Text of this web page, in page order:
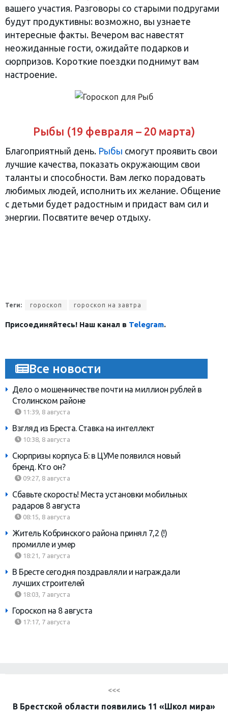
вашего участия. Разговоры со старыми подругами
будут продуктивны: возможно, вы узнаете
интересные факты. Вечером вас навестят
неожиданные гости, ожидайте подарков и
сюрпризов. Короткие поездки поднимут вам
настроение.
Рыбы (19 февраля – 20 марта)
Благоприятный день. Рыбы смогут проявить свои
лучшие качества, показать окружающим свои
таланты и способности. Вам легко порадовать
любимых людей, исполнить их желание. Общение
с детьми будет радостным и придаст вам сил и
энергии. Посвятите вечер отдыху.
Теги: гороскоп гороскоп на завтра
Присоединяйтесь! Наш канал в Telegram.
Все новости
Дело о мошенничестве почти на миллион рублей в
Столинском районе
11:39, 8 августа
Взгляд из Бреста. Ставка на интеллект
10:38, 8 августа
Сюрпризы корпуса Б: в ЦУМе появился новый
бренд. Кто он?
09:27, 8 августа
Сбавьте скорость! Места установки мобильных
радаров 8 августа
08:15, 8 августа
Житель Кобринского района принял 7,2 (!)
промилле и умер
18:21, 7 августа
В Бресте сегодня поздравляли и награждали
лучших строителей
18:03, 7 августа
Гороскоп на 8 августа
17:17, 7 августа
<<<
В Брестской области появились 11 «Школ мира»